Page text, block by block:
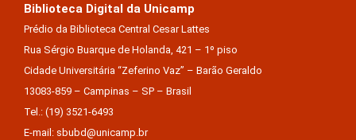
Biblioteca Digital da Unicamp
Prédio da Biblioteca Central Cesar Lattes
Rua Sérgio Buarque de Holanda, 421 – 1º piso
Cidade Universitária “Zeferino Vaz” – Barão Geraldo
13083-859 – Campinas – SP – Brasil
Tel.: (19) 3521-6493
E-mail: sbubd@unicamp.br